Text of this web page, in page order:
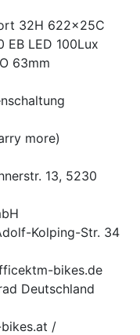
32H 622x25C
EB LED 100Lux
63mm
more)
13, 5230
Kolping-Str. 34
bikes.de
Deutschland
/